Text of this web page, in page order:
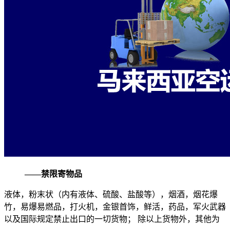
——禁限寄物品
液体，粉末状（内有液体、硫酸、盐酸等），烟酒，烟花爆
竹，易爆易燃品，打火机，金银首饰，鲜活，药品，军火武器
以及国际规定禁止出口的一切货物； 除以上货物外，其他为